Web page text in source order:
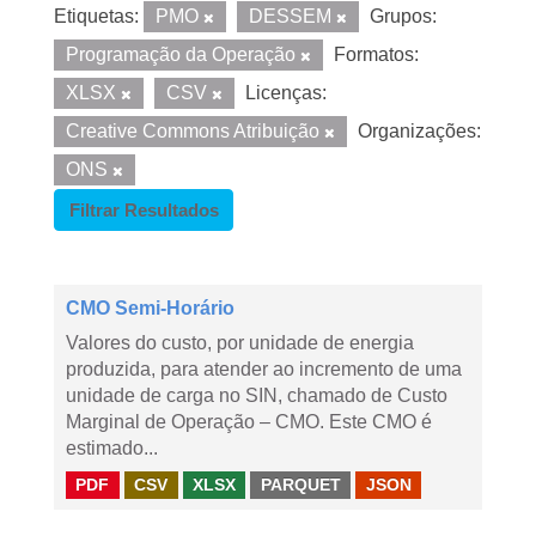
Etiquetas: PMO DESSEM
Grupos:
Programação da Operação
Formatos:
XLSX
CSV
Licenças:
Creative Commons Atribuição
Organizações:
ONS
Filtrar Resultados
CMO Semi-Horário
Valores do custo, por unidade de energia
produzida, para atender ao incremento de uma
unidade de carga no SIN, chamado de Custo
Marginal de Operação – CMO. Este CMO é
estimado...
PDF CSV XLSX PARQUET JSON